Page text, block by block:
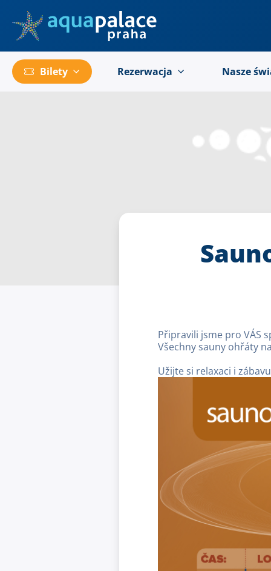
Bilety Rezerwacja Nasze
Připravili jsme pro VÁS
Všechny sauny ohřáty
Užijte si relaxaci i